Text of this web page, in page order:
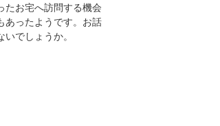
たお宅へ訪問する機会
あったようです。お話
でしょうか。